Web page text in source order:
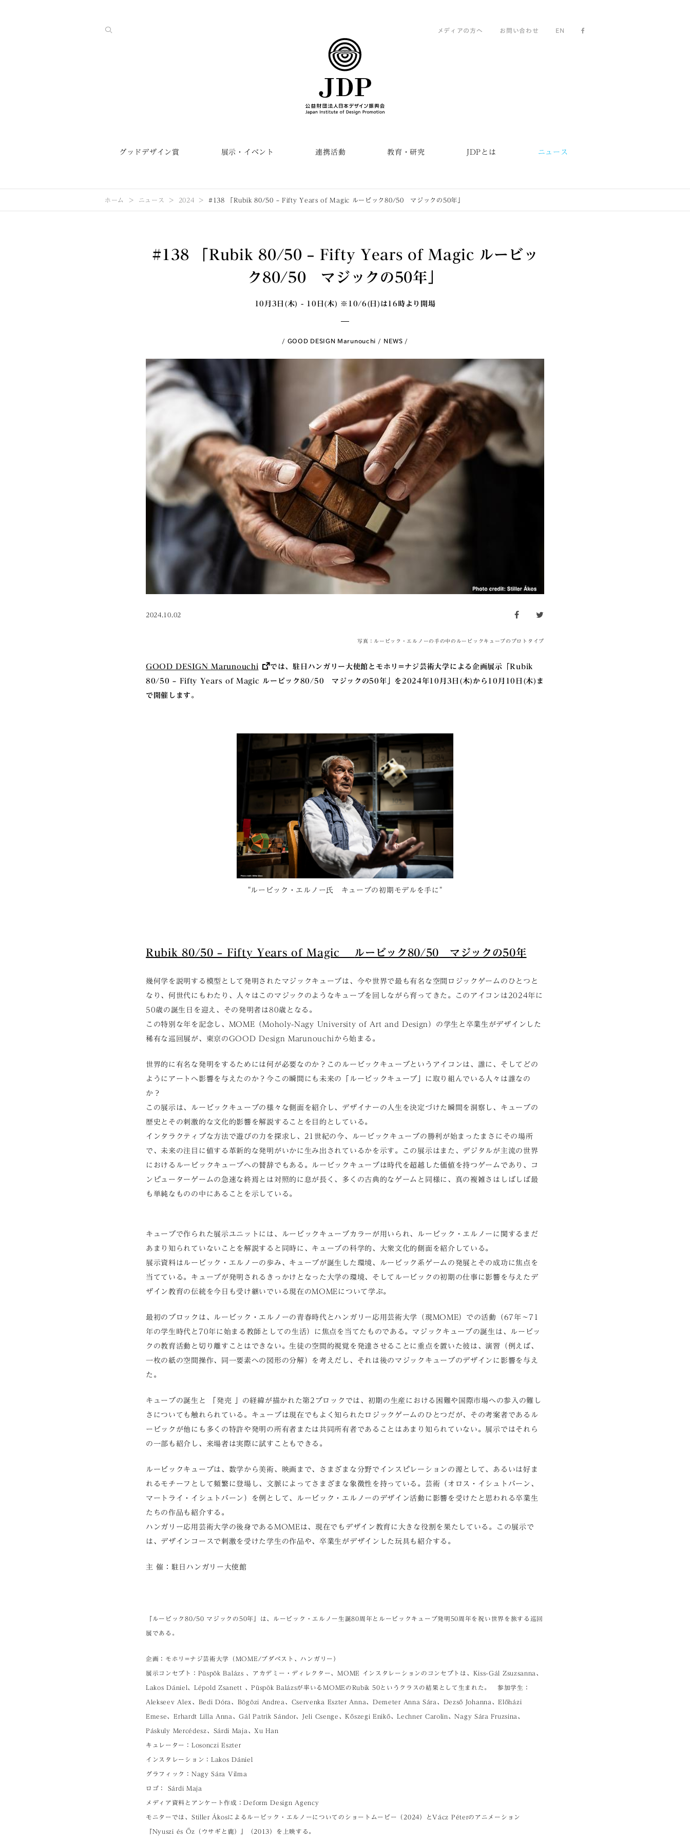
メディアの方へ お問い合わせ EN
グッドデザイン賞 展示・イベント 連携活動 教育・研究 JDPとは ニュース
ホーム ニュース 2024 #138 「Rubik 80/50 – Fifty Years of Magic ルービック80/50 マジックの50年」
#138 「Rubik 80/50 – Fifty Years of Magic ルービッ
ク80/50 マジックの50年」
10月3日(木) - 10日(木) ※10/6(日)は16時より開場
GOOD DESIGN Marunouchi NEWS
2024.10.02 facebook
写真：ルービック・エルノーの手の中のルービックキューブのプロトタイプ
GOOD DESIGN Marunouchi
では、駐日ハンガリー大使館とモホリ=ナジ芸術大学による企画展示「Rubik
80/50 – Fifty Years of Magic ルービック80/50 マジックの50年」を2024年10月3日(木)から10月10日(木)ま
で開催します。
"ルービック・エルノー氏 キューブの初期モデルを手に"
Rubik 80/50 – Fifty Years of Magic ルービック80/50 マジックの50年
幾何学を説明する模型として発明されたマジックキューブは、今や世界で最も有名な空間ロジックゲームのひとつと
なり、何世代にもわたり、人々はこのマジックのようなキューブを回しながら育ってきた。このアイコンは2024年に
50歳の誕生日を迎え、その発明者は80歳となる。
この特別な年を記念し、MOME（Moholy-Nagy University of Art and Design）の学生と卒業生がデザインした
稀有な巡回展が、東京のGOOD Design Marunouchiから始まる。
世界的に有名な発明をするためには何が必要なのか？このルービックキューブというアイコンは、誰に、そしてどの
ようにアートへ影響を与えたのか？今この瞬間にも未来の「ルービックキューブ」に取り組んでいる人々は誰なの
か？
この展示は、ルービックキューブの様々な側面を紹介し、デザイナーの人生を決定づけた瞬間を洞察し、キューブの
歴史とその刺激的な文化的影響を解説することを目的としている。
インタラクティブな方法で遊びの力を探求し、21世紀の今、ルービックキューブの勝利が始まったまさにその場所
で、未来の注目に値する革新的な発明がいかに生み出されているかを示す。この展示はまた、デジタルが主流の世界
におけるルービックキューブへの賛辞でもある。ルービックキューブは時代を超越した価値を持つゲームであり、コ
ンピューターゲームの急速な終焉とは対照的に息が長く、多くの古典的なゲームと同様に、真の複雑さはしばしば最
も単純なものの中にあることを示している。
キューブで作られた展示ユニットには、ルービックキューブカラーが用いられ、ルービック・エルノーに関するまだ
あまり知られていないことを解説すると同時に、キューブの科学的、大衆文化的側面を紹介している。
展示資料はルービック・エルノーの歩み、キューブが誕生した環境、ルービック系ゲームの発展とその成功に焦点を
当てている。キューブが発明されるきっかけとなった大学の環境、そしてルービックの初期の仕事に影響を与えたデ
ザイン教育の伝統を今日も受け継いでいる現在のMOMEについて学ぶ。
最初のブロックは、ルービック・エルノーの青春時代とハンガリー応用芸術大学（現MOME）での活動（67年～71
年の学生時代と70年に始まる教師としての生活）に焦点を当てたものである。マジックキューブの誕生は、ルービッ
クの教育活動と切り離すことはできない。生徒の空間的視覚を発達させることに重点を置いた彼は、演習（例えば、
一枚の紙の空間操作、同一要素への図形の分解）を考えだし、それは後のマジックキューブのデザインに影響を与え
た。
キューブの誕生と 「発売 」の経緯が描かれた第2ブロックでは、初期の生産における困難や国際市場への参入の難し
さについても触れられている。キューブは現在でもよく知られたロジックゲームのひとつだが、その考案者であるル
ービックが他にも多くの特許や発明の所有者または共同所有者であることはあまり知られていない。展示ではそれら
の一部も紹介し、来場者は実際に試すこともできる。
ルービックキューブは、数学から美術、映画まで、さまざまな分野でインスピレーションの源として、あるいは好ま
れるモチーフとして頻繁に登場し、文脈によってさまざまな象徴性を持っている。芸術（オロス・イシュトバーン、
マートライ・イシュトバーン）を例として、ルービック・エルノーのデザイン活動に影響を受けたと思われる卒業生
たちの作品も紹介する。
ハンガリー応用芸術大学の後身であるMOMEは、現在でもデザイン教育に大きな役割を果たしている。この展示で
は、デザインコースで刺激を受けた学生の作品や、卒業生がデザインした玩具も紹介する。
主 催：駐日ハンガリー大使館
『ルービック80/50 マジックの50年』は、ルービック・エルノー生誕80周年とルービックキューブ発明50周年を祝い世界を旅する巡回
展である。
企画：モホリ=ナジ芸術大学（MOME/ブダペスト、ハンガリー）
展示コンセプト：Püspök Balázs 、アカデミー・ディレクター、MOME インスタレーションのコンセプトは、Kiss-Gál Zsuzsanna、
Lakos Dániel、Lépold Zsanett 、Püspök Balázsが率いるMOMEのRubik 50というクラスの結果として生まれた。 参加学生：
Alekseev Alex、Bedi Dóra、Bögözi Andrea、Cservenka Eszter Anna、Demeter Anna Sára、Dezső Johanna、Előházi
Emese、Erhardt Lilla Anna、Gál Patrik Sándor、Jeli Csenge、Kőszegi Enikő、Lechner Carolin、Nagy Sára Fruzsina、
Páskuly Mercédesz、Sárdi Maja、Xu Han
キュレーター：Losonczi Eszter
インスタレーション：Lakos Dániel
グラフィック：Nagy Sára Vilma
ロゴ： Sárdi Maja
メディア資料とアンケート作成：Deform Design Agency
モニターでは、Stiller Ákosによるルービック・エルノーについてのショートムービー（2024）とVácz Péterのアニメーション
『Nyuszi és Őz（ウサギと鹿）』（2013）を上映する。